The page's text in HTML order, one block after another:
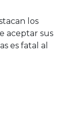
los
aceptar sus
es fatal al